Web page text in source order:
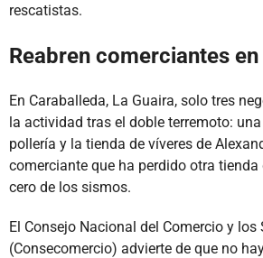
rescatistas.
Reabren comerciantes en
En Caraballeda, La Guaira, solo tres
la actividad tras el doble terremoto:
pollería y la tienda de víveres de
comerciante que ha perdido otra tienda
cero de los sismos.
El Consejo Nacional del Comercio y los
(Consecomercio) advierte de que no